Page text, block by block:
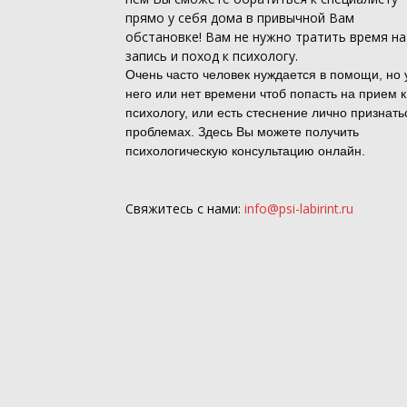
прямо у себя дома в привычной Вам
обстановке! Вам не нужно тратить время на
запись и поход к психологу.
Очень часто человек нуждается в помощи, но
него или нет времени чтоб попасть на прием к
психологу, или есть стеснение лично
проблемах. Здесь Вы можете получить
психологическую консультацию онлайн.
Свяжитесь с нами: info@psi-labirint.ru